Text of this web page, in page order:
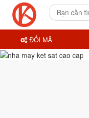
ĐỔI MÃ